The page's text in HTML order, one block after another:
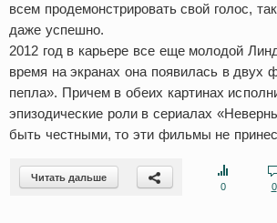
всем продемонстрировать свой голос,
даже успешно.
2012 год в карьере все еще молодой
время на экранах она появилась в
пепла». Причем в обеих картинах
эпизодические роли в сериалах
быть честными, то эти фильмы не
Читать дальше
0
0